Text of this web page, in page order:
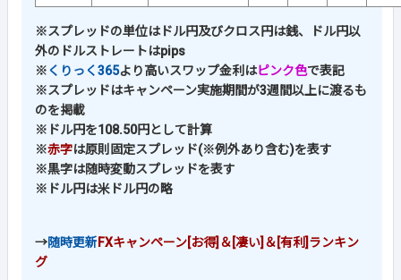
※スプレッドの単位はドル円及びクロス円は銭、ドル円以
外のドルストレートはpips
※ くりっく365より高いスワップ金利はピンク色で表記
※スプレッドはキャンペーン実施期間が3週間以上に渡るも
のを掲載
※ドル円を108.50円として計算
※赤字は原則固定スプレッド(※例外あり含む)を表す
※黒字は随時変動スプレッドを表す
※ドル円は米ドル円の略
→随時更新FXキャンペーン[お得]＆[凄い]＆[有利]ランキン
グ